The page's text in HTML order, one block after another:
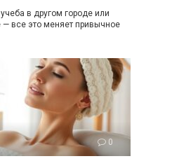
в другом городе или
— все это меняет привычное
0